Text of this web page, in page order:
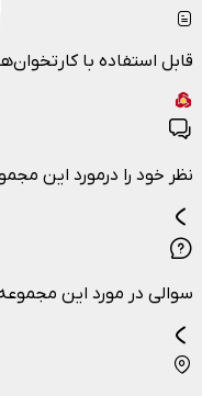
قابل استفاده با
نظر خود را درمورد این
سوالی در مورد این